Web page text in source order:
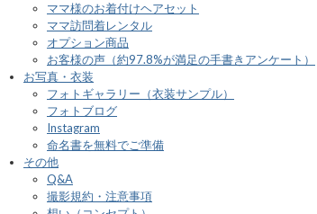
ママ様のお着付けヘアセット
ママ訪問着レンタル
オプション商品
お客様の声（約97.8%が満足の手書きアンケート）
お写真・衣装
フォトギャラリー（衣装サンプル）
フォトブログ
Instagram
命名書を無料でご準備
その他
Q&A
撮影規約・注意事項